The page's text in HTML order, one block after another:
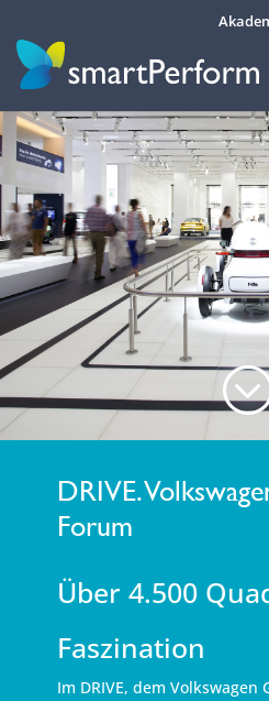
DRIVE.
Forum
Über 4.500
Faszination
Im DRIVE, dem Volkswagen